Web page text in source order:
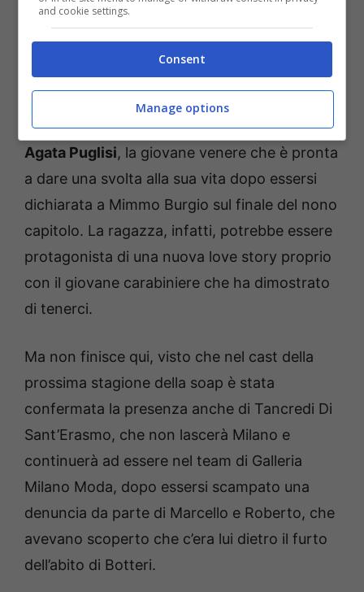
Il Paradiso 10, anticipazioni cast: confermati altri
Insieme a loro, ovviamente, ci sarà anche
Agata Puglisi, la giovane venere che è pronta
a dare una svolta alla sua vita dopo essersi
dichiarata a Mimmo Burgio sul finale del nono
capitolo. La ragazza, infatti, potrebbe essere
protagonista di una nuova love story proprio
con il giovane carabiniere che ha dimostrato
di tenerci.
Ma non finisce qui, visto che nel cast della
prossima stagione della soap è stata
confermata la presenza anche di Tancredi Di
Sant’Erasmo, che non lascerà Milano e
continuerà ad essere nel team di Galleria
Milano Moda, dopo essersi scampato una
denuncia da parte di Marcello e Roberto, che
avevano scoperto che c’era lui dietro il furto
dell’abito di Botteri.
and cookie settings.
Consent
Manage options